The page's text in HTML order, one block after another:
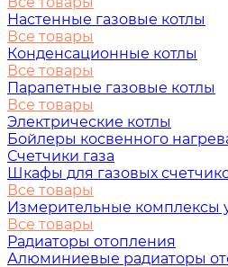
Настенные газовые котлы
Все товары
Конденсационные котлы
Все товары
Парапетные газовые котлы
Все товары
Электрические котлы
Бойлеры косвенного
Счетчики газа
Шкафы для газовых
Все товары
Измерительные комплексы
Все товары
Радиаторы отопления
Алюминиевые радиаторы